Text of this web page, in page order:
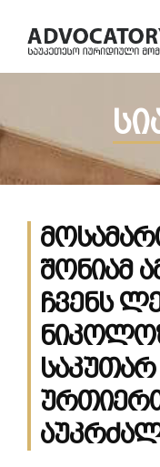
ᲩᲔᲛ ᲨᲔᲡᲐᲮᲔᲑ
ᲙᲝᲜᲢᲐᲥᲢᲘ
შონიამ
ჩვენს